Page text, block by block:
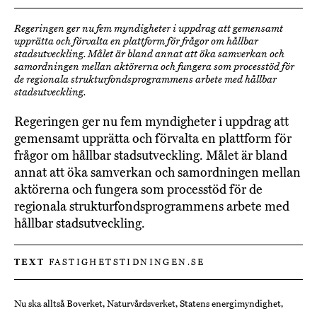
Regeringen ger nu fem myndigheter i uppdrag att gemensamt
upprätta och förvalta en plattform för frågor om hållbar
stadsutveckling. Målet är bland annat att öka samverkan och
samordningen mellan aktörerna och fungera som processtöd för
de regionala strukturfondsprogrammens arbete med hållbar
stadsutveckling.
Regeringen ger nu fem myndigheter i uppdrag att
gemensamt upprätta och förvalta en plattform för
frågor om hållbar stadsutveckling. Målet är bland
annat att öka samverkan och samordningen mellan
aktörerna och fungera som processtöd för de
regionala strukturfondsprogrammens arbete med
hållbar stadsutveckling.
TEXT FASTIGHETSTIDNINGEN.SE
Nu ska alltså Boverket, Naturvårdsverket, Statens energimyndighet,